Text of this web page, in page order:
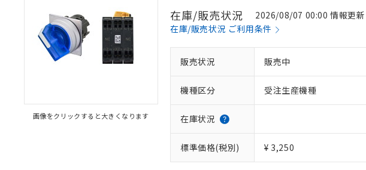
画像をクリックすると大きくなります
在庫/販売状況
2026/08/07 00:00 情報更新
在庫/販売状況 ご利用条件
販売状況 販売中
機種区分 受注生産機種
在庫状況
標準価格(税別) ¥ 3,250